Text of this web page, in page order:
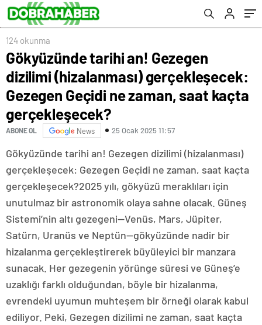
Geçidi ne zaman, saat kaçta gerçekleşecek?
124 okunma
Gökyüzünde tarihi an! Gezegen
dizilimi (hizalanması) gerçekleşecek:
Gezegen Geçidi ne zaman, saat kaçta
gerçekleşecek?
ABONE OL News 25 Ocak 2025 11:57
Gökyüzünde tarihi an! Gezegen dizilimi (hizalanması)
gerçekleşecek: Gezegen Geçidi ne zaman, saat kaçta
gerçekleşecek?2025 yılı, gökyüzü meraklıları için
unutulmaz bir astronomik olaya sahne olacak. Güneş
Sistemi’nin altı gezegeni—Venüs, Mars, Jüpiter,
Satürn, Uranüs ve Neptün—gökyüzünde nadir bir
hizalanma gerçekleştirerek büyüleyici bir manzara
sunacak. Her gezegenin yörünge süresi ve Güneş’e
uzaklığı farklı olduğundan, böyle bir hizalanma,
evrendeki uyumun muhteşem bir örneği olarak kabul
ediliyor. Peki, Gezegen dizilimi ne zaman, saat kaçta